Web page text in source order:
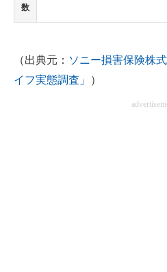
数
（出典元： ソニー損害保険株
イフ実態調査」
）